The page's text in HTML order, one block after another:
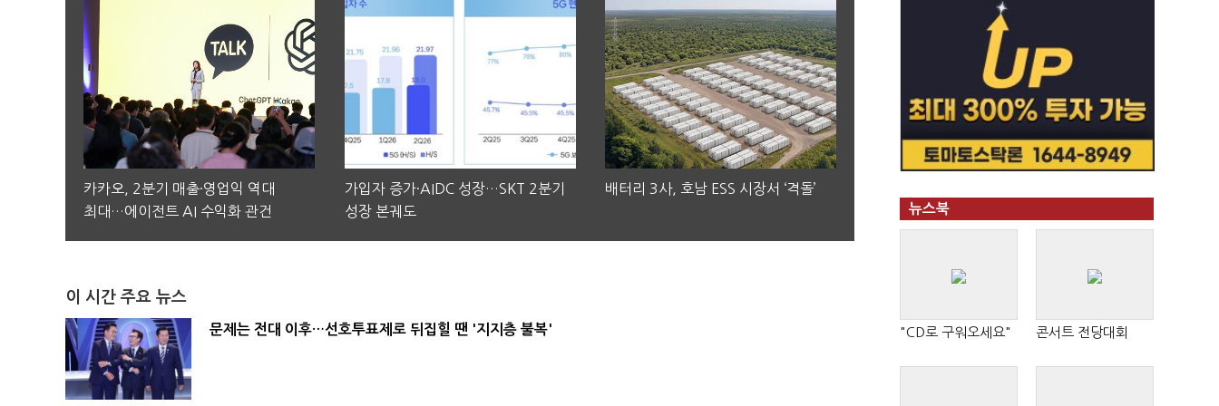
카카오, 2분기 매출·영업익 역대
최대…에이전트 AI 수익화 관건
가입자 증가·AIDC 성장…SKT 2분기
성장 본궤도
배터리 3사, 호남 ESS 시장서 ‘격돌’
이 시간 주요 뉴스
문제는 전대 이후…선호투표제로 뒤집힐 땐 '지지층 불복'
뉴스북
"CD로 구워오세요" 콘서트 전당대회